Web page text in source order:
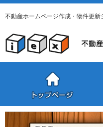
不動産ホームページ作成・物件更